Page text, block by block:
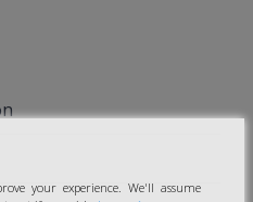
your experience. We'll assume